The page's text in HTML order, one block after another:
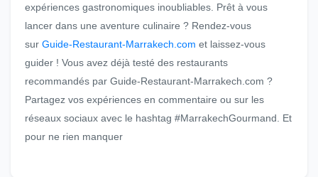
expériences gastronomiques inoubliables. Prêt à vous
lancer dans une aventure culinaire ? Rendez-vous
sur Guide-Restaurant-Marrakech.com et laissez-vous
guider ! Vous avez déjà testé des restaurants
recommandés par Guide-Restaurant-Marrakech.com ?
Partagez vos expériences en commentaire ou sur les
réseaux sociaux avec le hashtag #MarrakechGourmand. Et
pour ne rien manquer